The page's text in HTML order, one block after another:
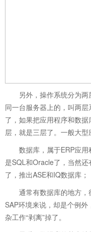
另外，操作系统分为
同一台服务器上的，叫两
了，如果把应用程序和数
层，就是三层了。一般大型
数据库，属于ERP应
是SQL和Oracle了，当然
了，推出ASE和IQ数据库；
通常有数据库的地方
SAP环境来说，却是个例
杂工作“剥离”掉了。